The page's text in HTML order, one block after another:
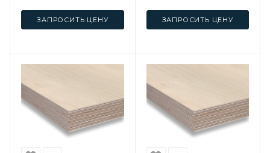
ЗАПРОСИТЬ ЦЕНУ ЗАПРОСИТЬ ЦЕНУ